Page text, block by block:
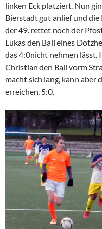
linken Eck platziert. Nun
Bierstadt gut anlief und die
der 49. rettet noch der
Lukas den Ball eines
das 4:0nicht nehmen
Christian den Ball vorm
macht sich lang, kann aber
erreichen, 5:0.